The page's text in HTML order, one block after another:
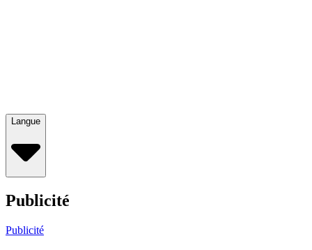
Langue
Publicité
Publicité